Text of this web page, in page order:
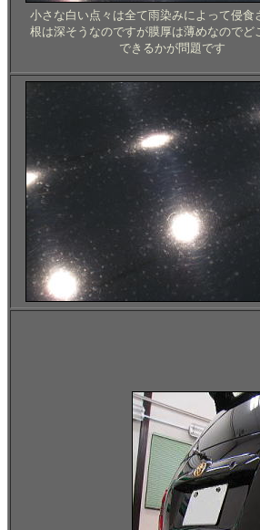
小さな白い点々は全て雨染みによって侵食
根は深そうなのですが膜厚は薄めなのでど
できるかが問題です